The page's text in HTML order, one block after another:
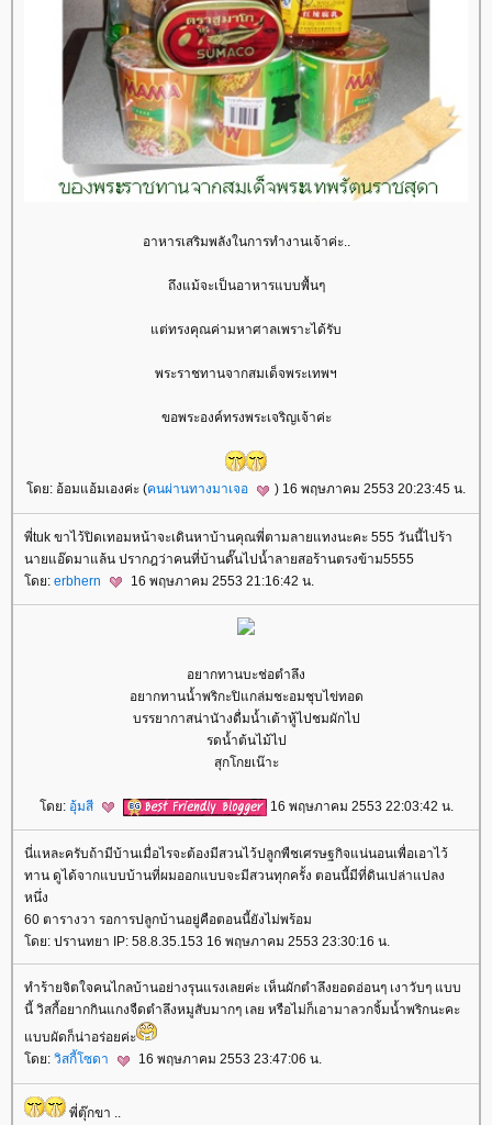
อาหารเสริมพลังในการทำงานเจ้าค่ะ..
ถึงแม้จะเป็นอาหารแบบพื้นๆ
ต่ทรงคุณค่ามหาศาลเพราะได้รับ
พระราชทานจากสมเด็จพระเทพฯ
ขอพระองค์ทรงพระเจริญเจ้าค่ะ
ดย: อ้อมแอ้มเองค่ะ (คนผ่านทางมาเจอ ) 16 พฤษภาคม 2553 20:23:45 น.
พี่tuk ขาไว้ปิดเทอมหน้าจะเดินหาบ้านคุณพี่ตามลายแทงนะคะ 555 วันนี้ไปร้า
นายแอ๊ดมาแล้น ปรากฎว่าคนที่บ้านดั๊นไปน้ำลายสอร้านตรงข้าม5555
ดย: erbhern 16 พฤษภาคม 2553 21:16:42 น.
อยากทานบะช่อตำลึง
อยากทานน้ำพริกะปิแกล่มชะอมชุบไข่ทอด
บรรยากาสน่านัางดื่มน้ำเต้าหู้ไปชมผักไป
รดน้ำต้นไม้ไป
สุกโกยเน๊าะ
ดย: อุ้มสี 16 พฤษภาคม 2553 22:03:42 น.
นี่แหละครับถ้ามีบ้านเมื่อไรจะต้องมีสวนไว้ปลูกพืชเศรษฐกิจแน่นอนเพื่อเอาไว้
ทาน ดูได้จากแบบบ้านที่ผมออกแบบจะมีสวนทุกครั้ง ตอนนี้มีที่ดินเปล่าแปลง
หนึ่ง
60 ตารางวา รอการปลูกบ้านอยู่คือตอนนี้ยังไม่พร้อม
ดย: ปรานทยา IP: 58.8.35.153 16 พฤษภาคม 2553 23:30:16 น.
ทำร้ายจิตใจคนไกลบ้านอย่างรุนแรงเลยค่ะ เห็นผักตำลึงยอดอ่อนๆ เงาวับๆ แบบ
นี้ วิสกี้อยากกินแกงจืดตำลึงหมูสับมากๆ เลย หรือไม่ก็เอามาลวกจิ้มน้ำพริกนะคะ
บบผัดก็น่าอร่อยค่ะ
ดย: วิสกี้โซดา 16 พฤษภาคม 2553 23:47:06 น.
พี่ตุ๊กขา ..